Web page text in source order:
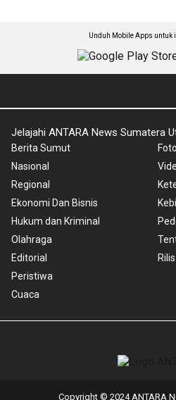
Unduh Mobile Apps untuk
Jelajahi ANTARA News Sumatera
Berita Sumut
Nasional
Regional
Ekonomi Dan Bisnis
Hukum dan Kriminal
Olahraga
Editorial
Peristiwa
Cuaca
Foto
Copyright © 2024 ANTARA